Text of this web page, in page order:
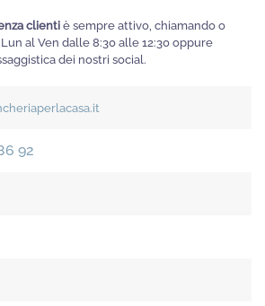
clienti è sempre attivo, chiamando o
al Ven dalle 8:30 alle 12:30 oppure
dei nostri social.
92